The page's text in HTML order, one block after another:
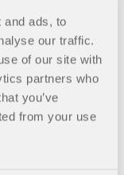
and ads, to
our traffic.
of our site with
partners who
you’ve
from your use
Importe total
+110,00 USD